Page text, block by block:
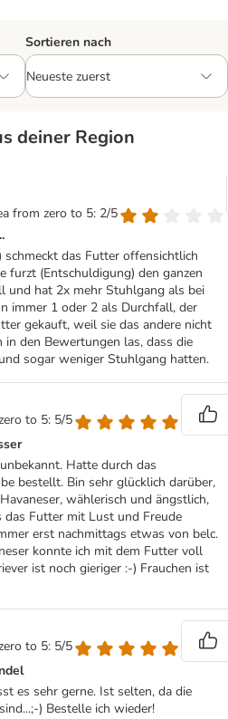
Sortieren nach
deiner Region
from zero to 5: 2/5
das Futter offensichtlich
furzt (Entschuldigung) den ganzen
und hat 2x mehr Stuhlgang als bei
immer 1 oder 2 als Durchfall, der
gekauft, weil sie das andere nicht
den Bewertungen las, dass die
sogar weniger Stuhlgang hatten.
to 5: 5/5
Hatte durch das
bestellt. Bin sehr glücklich darüber,
wählerisch und ängstlich,
Futter mit Lust und Freude
erst nachmittags etwas von belc.
konnte ich mit dem Futter voll
ist noch gieriger :-) Frauchen ist
to 5: 5/5
es sehr gerne. Ist selten, da die
) Bestelle ich wieder!